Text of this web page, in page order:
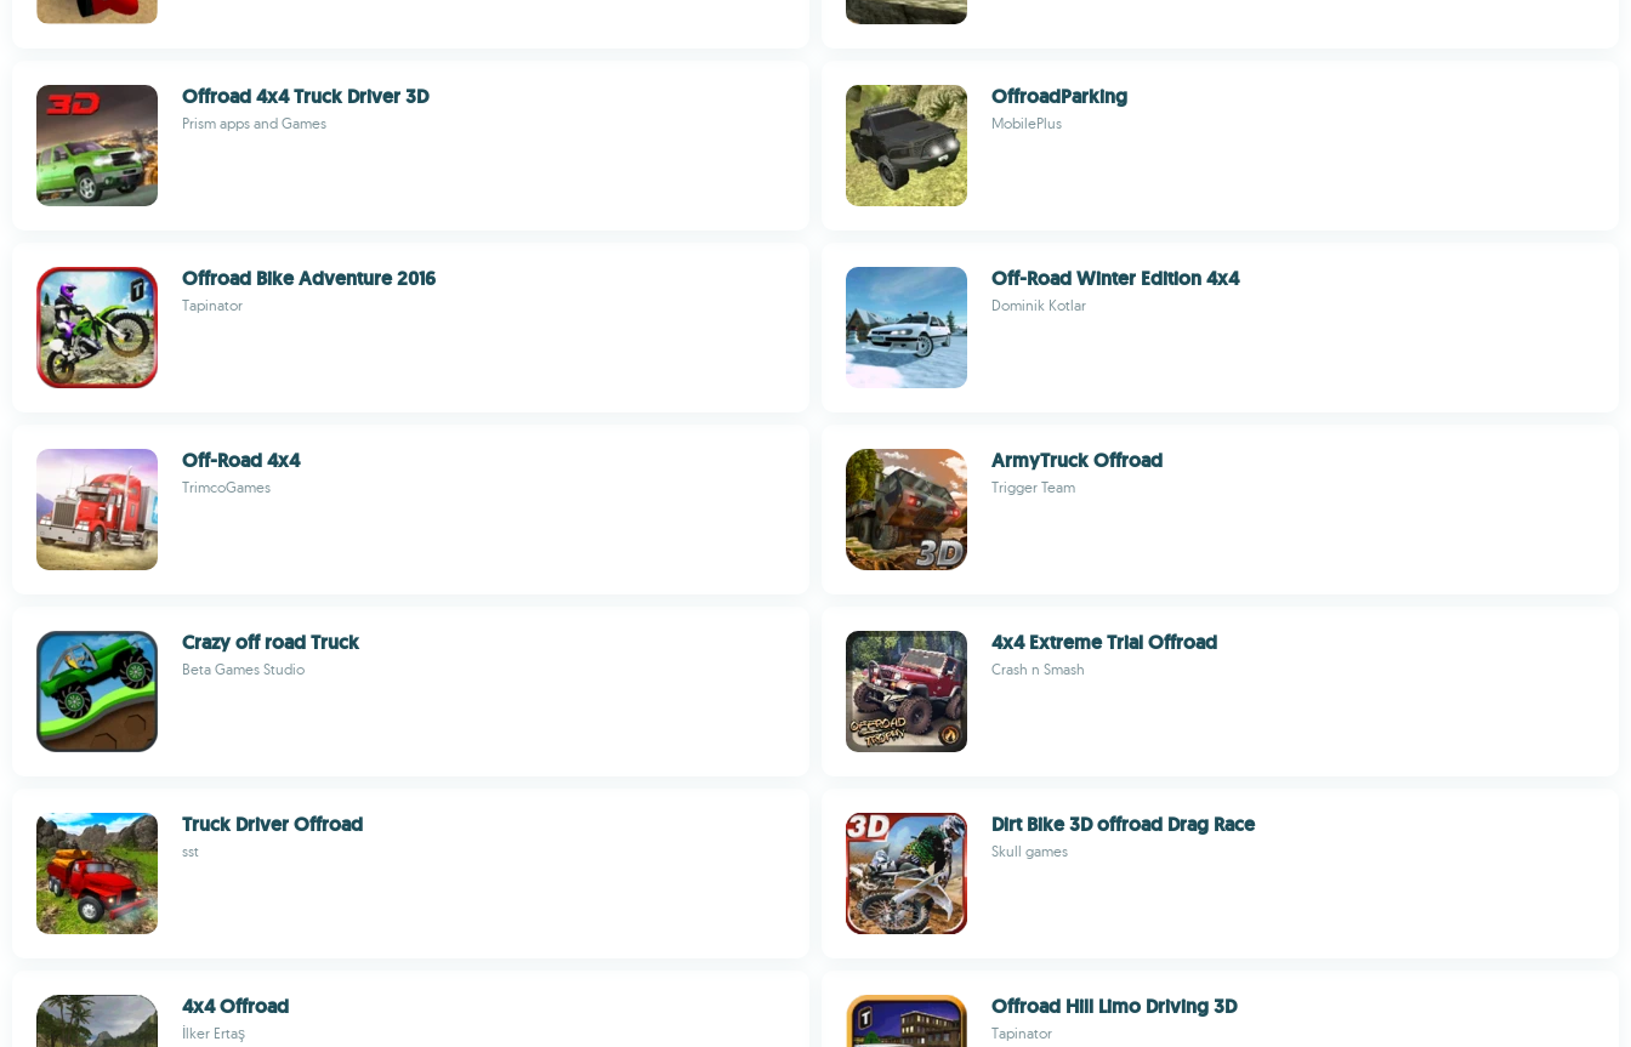
Offroad 4x4 Truck Driver 3D
Prism apps and Games
OffroadParking
MobilePlus
Offroad Bike Adventure 2016
Tapinator
Off-Road Winter Edition 4x4
Dominik Kotlar
Off-Road 4x4
TrimcoGames
ArmyTruck Offroad
Trigger Team
Crazy off road Truck
Beta Games Studio
4x4 Extreme Trial Offroad
Crash n Smash
Truck Driver Offroad
sst
Dirt Bike 3D offroad Drag Race
Skull games
4x4 Offroad
İlker Ertaş
Offroad Hill Limo Driving 3D
Tapinator